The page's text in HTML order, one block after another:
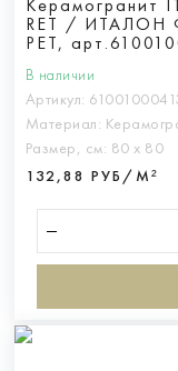
Керамогранит
RET /
РЕТ,
В наличии
Артикул:
Материал:
Размер, см: 80 х 80
132,88 РУБ/М²